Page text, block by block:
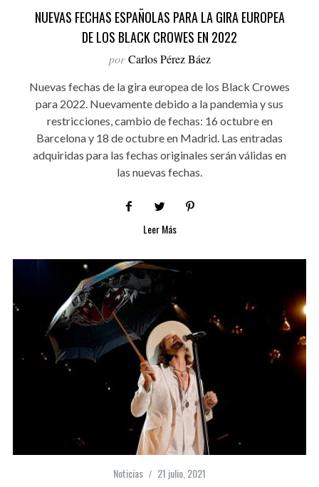
NUEVAS FECHAS ESPAÑOLAS PARA LA GIRA EUROPEA
DE LOS BLACK CROWES EN 2022
por Carlos Pérez Báez
Nuevas fechas de la gira europea de los Black Crowes
para 2022. Nuevamente debido a la pandemia y sus
restricciones, cambio de fechas: 16 octubre en
Barcelona y 18 de octubre en Madrid. Las entradas
adquiridas para las fechas originales serán válidas en
las nuevas fechas.
Leer Más
Noticias 21 julio, 2021